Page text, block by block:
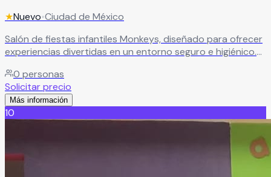
★Nuevo•Ciudad de México
Salón de fiestas infantiles Monkeys, diseñado para ofrecer
experiencias divertidas en un entorno seguro e higiénico.
pensados para la convivencia y el entretenimiento de los
niños.Leer más
0 personas
Solicitar precio
Más información
10